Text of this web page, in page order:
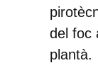
del foc
plantà.